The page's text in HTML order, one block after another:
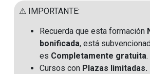
⚠ IMPORTANTE:
Recuerda que esta formación
bonificada, está
es Completamente gratuita.
Cursos con Plazas limitadas.